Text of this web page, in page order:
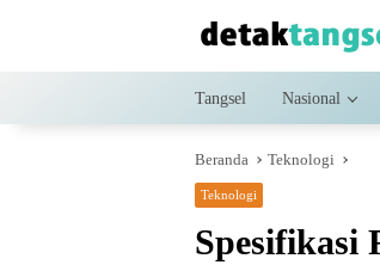
Tangsel Nasional
Beranda Teknologi
Teknologi
Spesifikasi